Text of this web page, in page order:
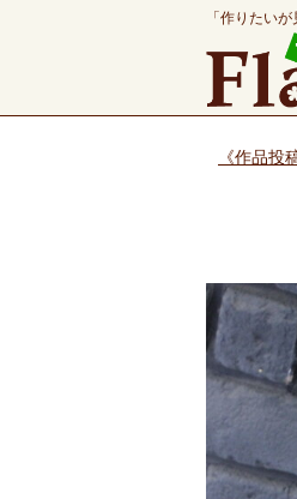
「作りたい
《作品投